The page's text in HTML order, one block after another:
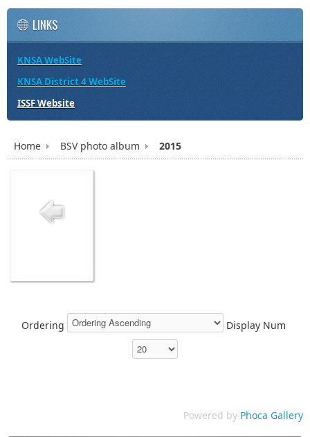
LINKS
KNSA WebSite
KNSA District 4 WebSite
ISSF Website
Home BSV photo album 2015
Ordering Display Num
Powered by Phoca Gallery